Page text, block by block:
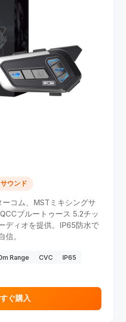
ウンド
コム、MSTミキシングサ
ブルートゥース 5.2チッ
ディオを提供。IP65防水で
信。
Range CVC
IP65
ぐ購入